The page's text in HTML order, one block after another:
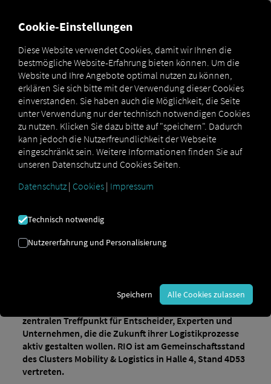
LOGIMAT 2026: RIO
STELLT GANZHEITLICHE
AUTOMATISIERUNG
MANUELLER PROZESSE IN
DEN MITTELPUNKT
Messeauftritt im Zeichen transparenter
LogiMAT 2026 teil. Vom 24. bis 26. März 2026 wird die
internationale Fachmesse für Intralogistik und
Prozessmanagement in Stuttgart erneut zum
zentralen Treffpunkt für Entscheider, Experten und
Unternehmen, die die Zukunft ihrer Logistikprozesse
aktiv gestalten wollen. RIO ist am Gemeinschaftsstand
des Clusters Mobility & Logistics in Halle 4, Stand 4D53
vertreten.
Cookie-Einstellungen
Diese Website verwendet Cookies, damit wir Ihnen die
bestmögliche Website-Erfahrung bieten können. Um die
Website und Ihre Angebote optimal nutzen zu können,
erklären Sie sich bitte mit der Verwendung dieser Cookies
einverstanden. Sie haben auch die Möglichkeit, die Seite
unter Verwendung nur der technisch notwendigen Cookies
zu nutzen. Klicken Sie dazu bitte auf "speichern". Dadurch
kann jedoch die Nutzerfreundlichkeit der Webseite
eingeschränkt sein. Weitere Informationen finden Sie auf
unseren Datenschutz und Cookies Seiten.
Datenschutz | Cookies | Impressum
Technisch notwendig
Nutzererfahrung und Personalisierung
Speichern Alle Cookies zulassen